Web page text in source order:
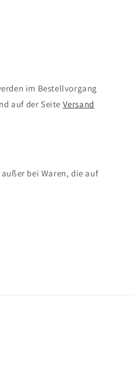
im Bestellvorgang
auf der Seite Versand
bei Waren, die auf